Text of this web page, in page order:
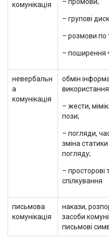
комунікація
– групові
– розмови по
– поширення
невербальн
а
комунікація
обмін
– жести,
пози;
– погляди,
зміна
погляду;
– просторові
спілкування
письмова
комунікація
накази,
засоби
письмові